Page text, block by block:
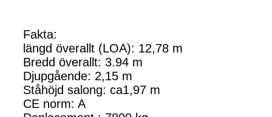
Fakta:
längd överallt (LOA): 12,78 m
Bredd överallt: 3.94 m
Djupgående: 2,15 m
Ståhöjd salong: ca1,97 m
CE norm: A